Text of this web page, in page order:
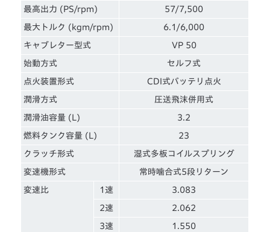
最高出力 (PS/rpm) 57/7,500
最大トルク (kgm/rpm) 6.1/6,000
キャブレター型式 VP 50
始動方式 セルフ式
点火装置形式 CDI式バッテリ点火
潤滑方式 圧送飛沫併用式
潤滑油容量 (L) 3.2
燃料タンク容量 (L) 23
クラッチ形式 湿式多板コイルスプリング
変速機形式 常時噛合式5段リターン
変速比 1速 3.083
2速 2.062
3速 1.550